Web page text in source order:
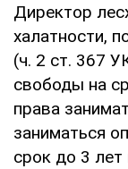
Директор
халатности,
(ч. 2 ст. 367
свободы на
права
заниматься
срок до 3